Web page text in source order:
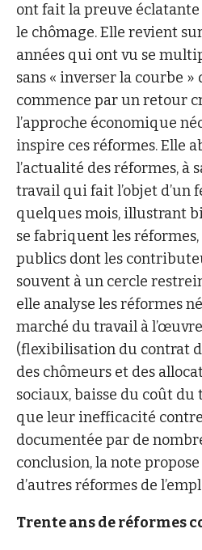
ont fait la preuve
le chômage. Elle revient
années qui ont vu se
sans « inverser la courbe »
commence par un retour
l’approche économique
inspire ces réformes. Elle
l’actualité des réformes, à
travail qui fait l’objet d’un
quelques mois, illustrant
se fabriquent les
publics dont les
souvent à un cercle
elle analyse les réformes
marché du travail à
(flexibilisation du contrat
des chômeurs et des
sociaux, baisse du coût
que leur inefficacité
documentée par de
conclusion, la note
d’autres réformes de
Trente ans de réformes